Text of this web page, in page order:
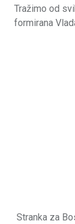
Tražimo od
formirana
Stranka za